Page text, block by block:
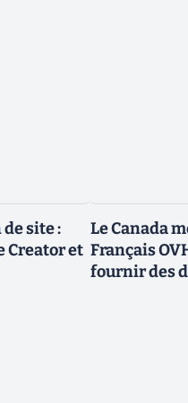
site :
Creator et
Le Canada
Français
fournir des